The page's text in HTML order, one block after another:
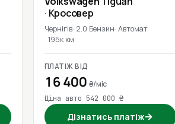
· Кросовер
Чернігів 2.0 Бензин Автомат
195к км
ПЛАТІЖ ВІД
16 400 ₴/міс
Ціна авто 542 000 ₴
Дізнатись платіж→